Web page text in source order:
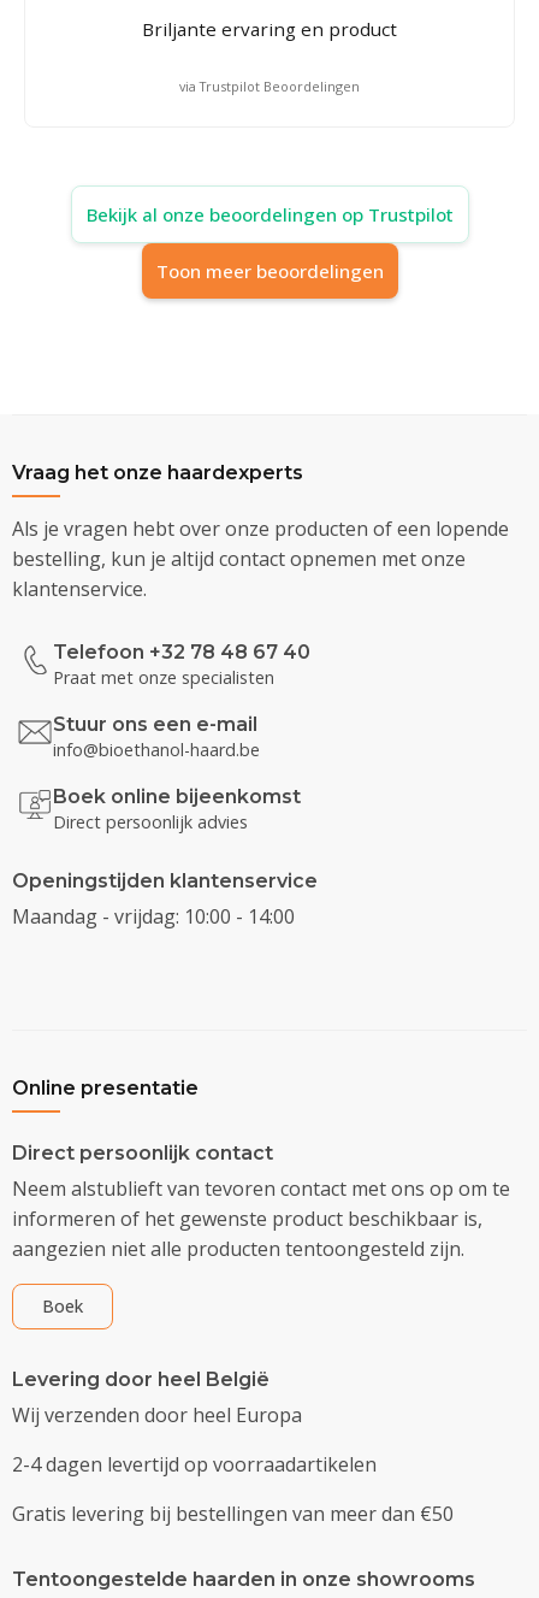
Briljante ervaring en product
via Trustpilot Beoordelingen
Bekijk al onze beoordelingen op Trustpilot
Toon meer beoordelingen
Vraag het onze haardexperts
Als je vragen hebt over onze producten of een lopende
bestelling, kun je altijd contact opnemen met onze
klantenservice.
Telefoon +32 78 48 67 40
Praat met onze specialisten
Stuur ons een e-mail
info@bioethanol-haard.be
Boek online bijeenkomst
Direct persoonlijk advies
Openingstijden klantenservice
Maandag - vrijdag: 10:00 - 14:00
Online presentatie
Direct persoonlijk contact
Neem alstublieft van tevoren contact met ons op om te
informeren of het gewenste product beschikbaar is,
aangezien niet alle producten tentoongesteld zijn.
Boek
Levering door heel België
Wij verzenden door heel Europa
2-4 dagen levertijd op voorraadartikelen
Gratis levering bij bestellingen van meer dan €50
Tentoongestelde haarden in onze showrooms